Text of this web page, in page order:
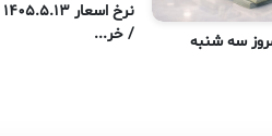
/ خر...
سه شنبه